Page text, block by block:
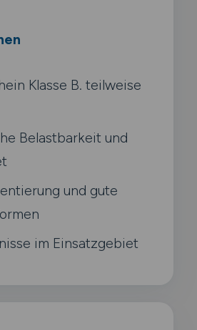
Klasse B. teilweise
Belastbarkeit und
und gute
im Einsatzgebiet